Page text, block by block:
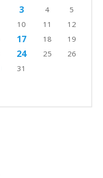
3 4
5
10 11
12
17 18
19
24 25
26
31